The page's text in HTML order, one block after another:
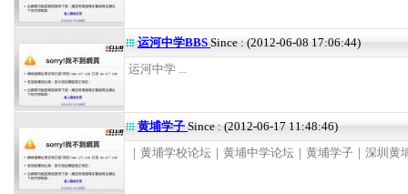
运河中学BBS Since : (2012-06-08 17:06:44)
运河中学 ...
黄埔学子 Since : (2012-06-17 11:48:46)
｜黄埔学校论坛｜黄埔中学论坛｜黄埔学子｜深圳黄